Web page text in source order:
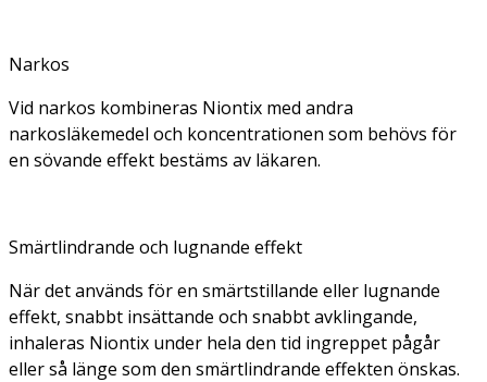
Narkos
Vid narkos kombineras Niontix med andra
narkosläkemedel och koncentrationen som behövs för
en sövande effekt bestäms av läkaren.
Smärtlindrande och lugnande effekt
När det används för en smärtstillande eller lugnande
effekt, snabbt insättande och snabbt avklingande,
inhaleras Niontix under hela den tid ingreppet pågår
eller så länge som den smärtlindrande effekten önskas.